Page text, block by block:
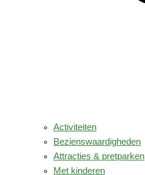
Activiteiten
Bezienswaardigheden
Attracties & pretparken
Met kinderen